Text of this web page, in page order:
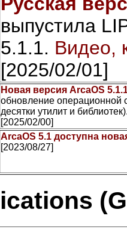
выпустила
5.1.1. Видео,
[2025/02/01]
Новая версия ArcaOS
обновление операционной
десятки утилит и
[2025/02/00]
ArcaOS 5.1 доступна
[2023/08/27]